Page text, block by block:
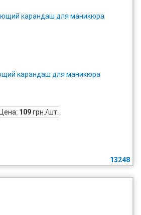
карандаш для маникюра
Цена: 109грн./шт.
13248